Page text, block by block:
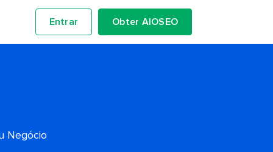
Entrar Obter AIOSEO
Negócio